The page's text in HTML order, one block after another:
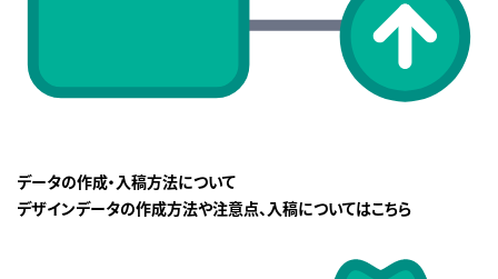
データの作成・入稿方法について
デザインデータの作成方法や注意点、入稿についてはこちら